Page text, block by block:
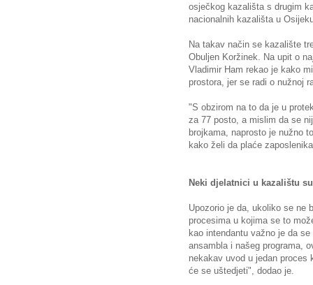
osječkog kazališta s drugim
nacionalnih kazališta u
Na takav način se kazalište
Obuljen Koržinek. Na upit o
Vladimir Ham rekao je kako
prostora, jer se radi o nužnoj
"S obzirom na to da je u
za 77 posto, a mislim da se
brojkama, naprosto je nužno
kako želi da plaće
Neki djelatnici u kazalištu
Upozorio je da, ukoliko se ne
procesima u kojima se to
kao intendantu važno je da
ansambla i našeg programa,
nekakav uvod u jedan
će se uštedjeti", dodao je.